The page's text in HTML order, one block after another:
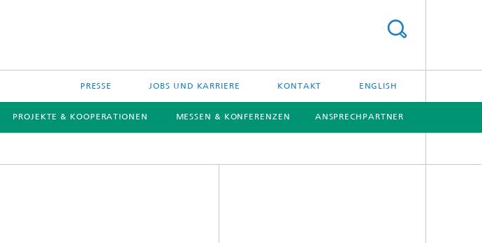
PRESSE JOBS UND KARRIERE KONTAKT ENGLISH
PROJEKTE & KOOPERATIONEN MESSEN & KONFERENZEN ANSPRECHPARTNER